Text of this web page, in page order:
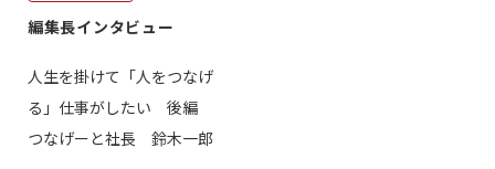
編集長インタビュー
人生を掛けて「人をつなげ
る」仕事がしたい 後編
つなげーと社長 鈴木一郎